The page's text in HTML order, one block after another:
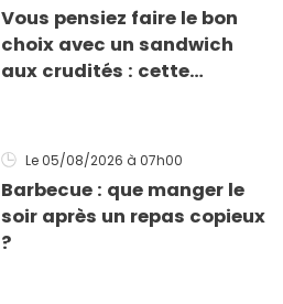
Vous pensiez faire le bon
choix avec un sandwich
aux crudités : cette
Le 05/08/2026 à 07h00
Barbecue : que manger le
soir après un repas copieux
?